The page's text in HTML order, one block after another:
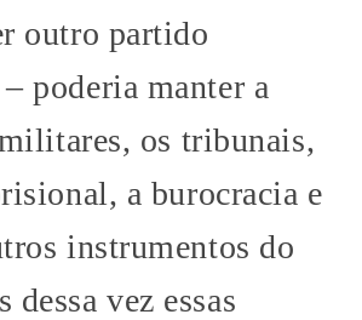
outro partido
poderia manter a
os tribunais,
a burocracia e
instrumentos do
dessa vez essas